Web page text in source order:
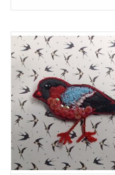
kleding (&
inzake duurzaamheid
Minder
een product op het
Kwaliteit boven
Ga voor langer
wegwerp-mentaliteit.
kleding of